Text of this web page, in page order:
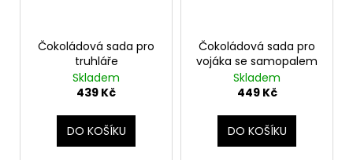
Čokoládová sada pro
truhláře
Skladem
439 Kč
DO KOŠÍKU
Čokoládová sada pro
vojáka se samopalem
Skladem
449 Kč
DO KOŠÍKU